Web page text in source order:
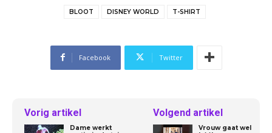
BLOOT DISNEY WORLD T-SHIRT
Facebook Twitter
Vorig artikel
Dame werkt
Volgend artikel
Vrouw gaat wel